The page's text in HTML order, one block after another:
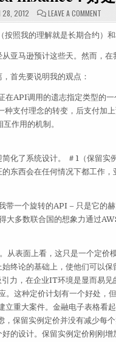
28, 2012 LEAVE A COMMENTON
照我的理解就是长期合约）和
亚马逊预计这些天。然而，在
首先要说明我的观点：
API调用的遗志指定类型的一
支付理念的转变，后支付加上
作用的机制。
化了系统设计。 ＃1（保留实
东西会在任何情况下都工作，
带一个旋转的API – 只是它的
多数联合国的想象力通过
从表面上看，这只是一个定价
终论的基础上，使他们可以
力，在企业IT环境是显而易
这种定价计划有一个好处，
重大案件。金融电子表格看起
保留实例定价并没有减少每
的设计。保留实例定价刚刚